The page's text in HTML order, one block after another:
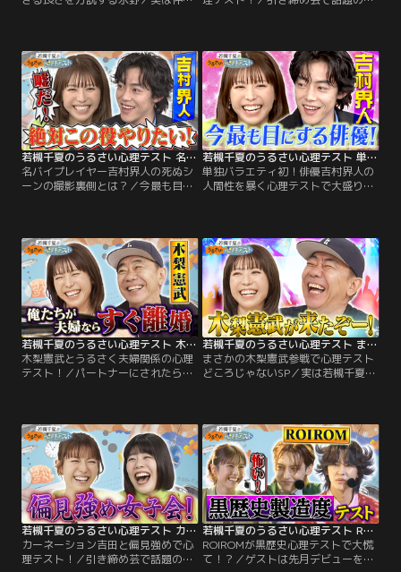
激怒する日々顔とは！？ さらに歯医
者・美容師・不動産・ウェディング
プランナーなどの中で 絶対失敗した
くないものは何！？ 何を選ぶかであ
なたの「かまってちゃん度」が分か
る！？
る！？ ケチだと思う事であなたの警
戒心の度合が分かる！？ さらに吉田
が絶対にいい人と結婚する！ と若槻
が断言する理由とは？ 番組を見なが
らあなたもテストに挑戦！
若槻千夏のうるさい心理テスト 名バイプレイヤー吉村界人の死ぬシーンの撮影裏側とは？
名バイプレイヤー吉村界人の死ぬシ
ーンの撮影裏側とは？／今最も目に
たらやりたい役は？吉村の答えにな
ぜか若槻怒り！？さらに！吉村が
SNSをやめた理由とは？番組を見な
がらあなたもテストに挑戦！心理学
の先生が解説、あなたの深層心理を
深堀りしていきます！
若槻千夏のうるさい心理テスト 単独バラエティ初！俳優吉村界人の人間性を暴く心理テストで大盛り上がり！
単独バラエティ初！俳優吉村界人の
人間性を暴く心理テストで大盛り上
が 心理テストに挑戦！一蘭のオーダ
ーシートで分かる部屋キレイ度テス
ト！異国の地のトラブルで分かるヒ
ーロー度テスト！さらにアジア旅行
で若槻と意気投合！？番組を見なが
らあなたもテストに挑戦！
若槻千夏のうるさい心理テスト 木梨憲武とうるさく夫婦関係の心理テスト！
木梨憲武とうるさく夫婦関係の心理
テスト！／パートナーにされたら嫌
桃太郎心理テスト！あなたが桃太郎
だとしたら登場人物は周りの人で言
うと誰！？番組を見ながらあなたも
テストに挑戦！心理学の先生が解
説、あなたの深層心理を深堀りして
いきます！
若槻千夏のうるさい心理テスト まさかの木梨憲武参戦で心理テストどころじゃないSP
まさかの木梨憲武参戦で心理テスト
どころじゃないSP／実は若槻千夏と
木梨が持ってきたサプライズプレゼ
ントとは！？番組を見ながらあなた
もテストに挑戦！心理学の先生が解
説、あなたの深層心理を深堀りして
いきます！
若槻千夏のうるさい心理テスト カーネーション吉田と偏見強めで心理テスト！
カーネーション吉田と偏見強めで心
理テスト！／引き締め芸で話題のカ
若槻千夏のうるさい心理テスト ROIROMが黒歴史心理テストで大慌て！？
ROIROMが黒歴史心理テストで大慌
て！？／ゲストは先月デビューをし